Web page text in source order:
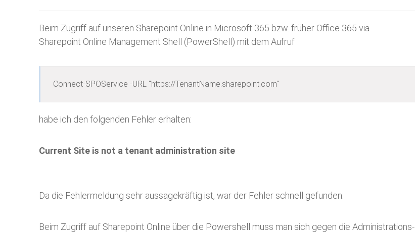
Beim Zugriff auf unseren Sharepoint Online in Microsoft 365 bzw. früher Office 365 via
Sharepoint Online Management Shell (PowerShell) mit dem Aufruf
Connect-SPOService -URL "https://TenantName.sharepoint.com"
habe ich den folgenden Fehler erhalten:
Current Site is not a tenant administration site
Da die Fehlermeldung sehr aussagekräftig ist, war der Fehler schnell gefunden:
Beim Zugriff auf Sharepoint Online über die Powershell muss man sich gegen die Administrations-